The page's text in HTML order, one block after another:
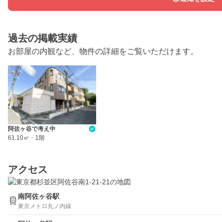
過去の掲載実績
お部屋の内観など、物件の詳細をご覧いただけます。
阿佐ヶ谷で考え中
61.10㎡ ・ 1階
アクセス
南阿佐ヶ谷駅
東京メトロ丸ノ内線